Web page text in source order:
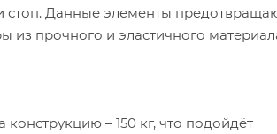
Данные элементы
из прочного и эластичного
– 150 кг, что подойдёт